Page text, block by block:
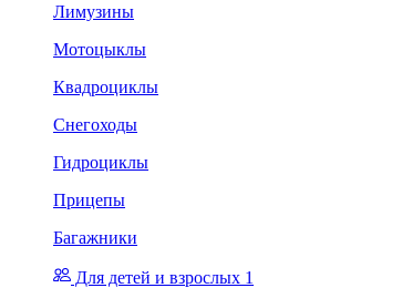
Лимузины
Мотоцыклы
Квадроциклы
Снегоходы
Гидроциклы
Прицепы
Багажники
Для детей и взрослых 1